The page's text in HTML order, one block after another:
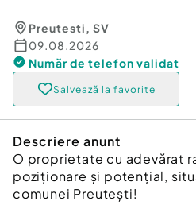
Preutesti, SV
09.08.2026
Număr de telefon validat
Salvează la favorite
Descriere anunt
O proprietate cu adevărat
poziționare și potențial,
comunei Preutești!